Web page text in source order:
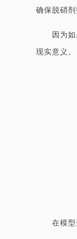
确保脱硝
因为
现实意义。
在模